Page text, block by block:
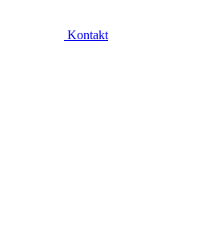
Kontakt